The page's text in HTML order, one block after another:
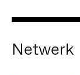
Netwerk